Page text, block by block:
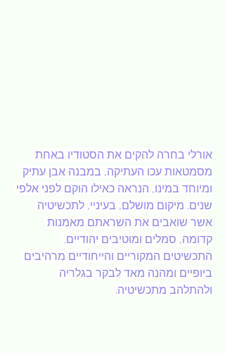
אורלי בחרה להקים את הסטודיו באחת
מסמטאות עכו העתיקה, במבנה אבן עתיק
ומיוחד במינו, הנראה כאילו הוקם לפני אלפי
שנים. מיקום מושלם, בעיניי, לתכשיטיה
אשר שואבים את השראתם מאמנות
קדומה, סמלים ומוטיבים יהודיים.
התכשיטים המקוריים והייחודיים מרהיבים
ביופיים ומהנה מאד לבקר בגלריה
ולהתלהב מתכשיטיה.